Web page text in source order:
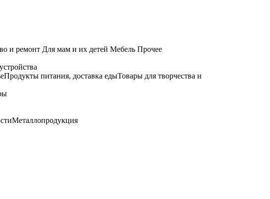
и ремонт Для мам и их детей Мебель Прочее
Продукты питания, доставка едыТовары для творчества и
Металлопродукция